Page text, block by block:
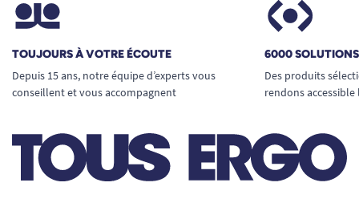
TOUJOURS À VOTRE ÉCOUTE
Depuis 15 ans, notre équipe d’experts vous
conseillent et vous accompagnent
6000
Des produits
rendons